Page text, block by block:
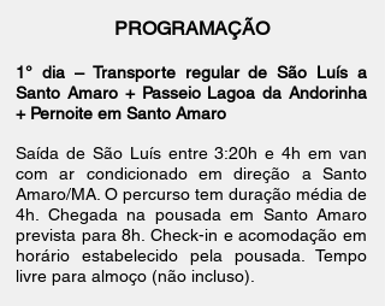
PROGRAMAÇÃO
1° dia – Transporte regular de São Luís a
Santo Amaro + Passeio Lagoa da Andorinha
+ Pernoite em Santo Amaro
Saída de São Luís entre 3:20h e 4h em van
com ar condicionado em direção a Santo
Amaro/MA. O percurso tem duração média de
4h. Chegada na pousada em Santo Amaro
prevista para 8h. Check-in e acomodação em
horário estabelecido pela pousada. Tempo
livre para almoço (não incluso).